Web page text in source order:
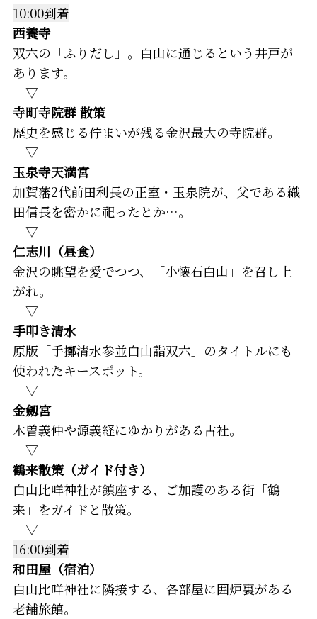
10:00到着
西養寺
双六の「ふりだし」。白山に通じるという井戸が
あります。
▽
寺町寺院群 散策
歴史を感じる佇まいが残る金沢最大の寺院群。
▽
玉泉寺天満宮
加賀藩2代前田利長の正室・玉泉院が、父である織
田信長を密かに祀ったとか…。
▽
仁志川（昼食）
金沢の眺望を愛でつつ、「小懐石白山」を召し上
がれ。
▽
手叩き清水
原版「手擲清水参並白山詣双六」のタイトルにも
使われたキースポット。
▽
金劔宮
木曽義仲や源義経にゆかりがある古社。
▽
鶴来散策（ガイド付き）
白山比咩神社が鎮座する、ご加護のある街「鶴
来」をガイドと散策。
▽
16:00到着
和田屋（宿泊）
白山比咩神社に隣接する、各部屋に囲炉裏がある
老舗旅館。